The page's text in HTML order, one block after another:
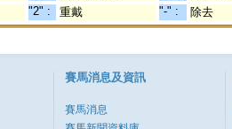
"2" : 重戴 "-" : 除去
賽馬消息及資訊
賽馬消息